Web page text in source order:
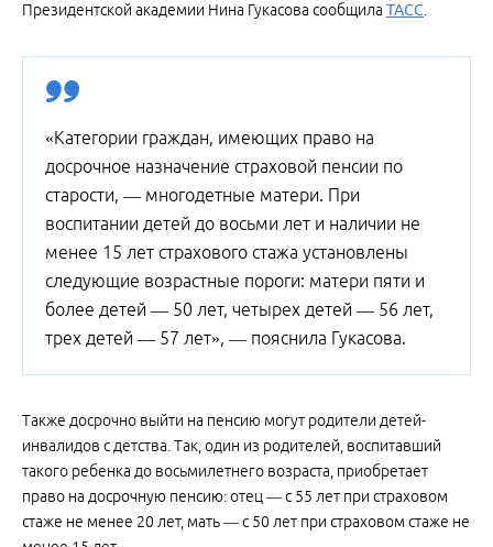
Президентской академии Нина Гукасова сообщила ТАСС.
«Категории граждан, имеющих право на
досрочное назначение страховой пенсии по
старости, — многодетные матери. При
воспитании детей до восьми лет и наличии не
менее 15 лет страхового стажа установлены
следующие возрастные пороги: матери пяти и
более детей — 50 лет, четырех детей — 56 лет,
трех детей — 57 лет», — пояснила Гукасова.
Также досрочно выйти на пенсию могут родители детей-
инвалидов с детства. Так, один из родителей, воспитавший
такого ребенка до восьмилетнего возраста, приобретает
право на досрочную пенсию: отец — с 55 лет при страховом
стаже не менее 20 лет, мать — с 50 лет при страховом стаже не